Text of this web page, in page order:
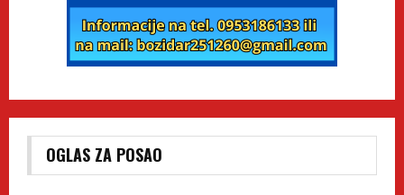
OGLAS ZA POSAO